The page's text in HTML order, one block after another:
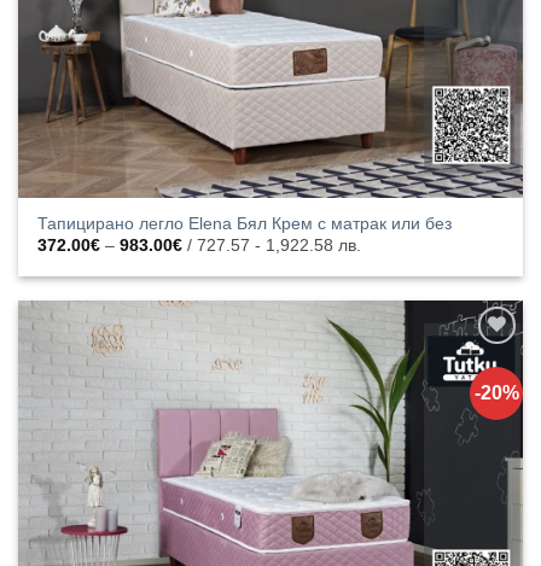
Тапицирано легло Elena Бял Крем с матрак или без
372.00€ – 983.00€Price
372.00€
983.00€
/ 727.57 - 1,922.58 лв.
-20%
Добавяне
към
списъка с
харесани
продукти